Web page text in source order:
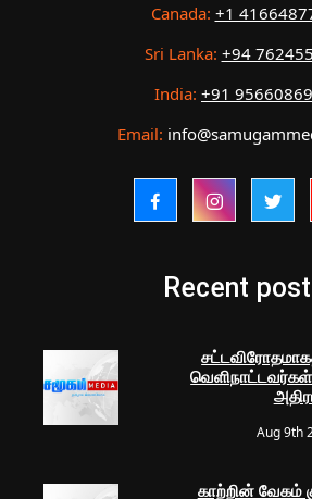
Canada: +1
Sri Lanka: +94
India: +91
Email:
Recent
Aug 9th
காற்றின் வேகம்